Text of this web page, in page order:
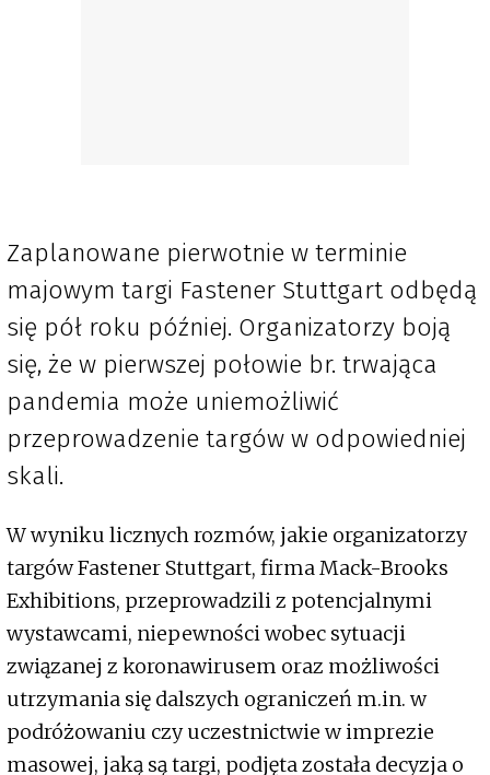
Zaplanowane pierwotnie w terminie
majowym targi Fastener Stuttgart odbędą
się pół roku później. Organizatorzy boją
się, że w pierwszej połowie br. trwająca
pandemia może uniemożliwić
przeprowadzenie targów w odpowiedniej
skali.
W wyniku licznych rozmów, jakie organizatorzy
targów Fastener Stuttgart, firma Mack-Brooks
Exhibitions, przeprowadzili z potencjalnymi
wystawcami, niepewności wobec sytuacji
związanej z koronawirusem oraz możliwości
utrzymania się dalszych ograniczeń m.in. w
podróżowaniu czy uczestnictwie w imprezie
masowej, jaką są targi, podjęta została decyzja o